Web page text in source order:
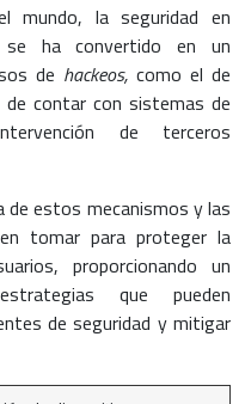
mundo, la seguridad en
se ha convertido en un
de hackeos, como el de
de contar con sistemas de
de terceros
de estos mecanismos y las
tomar para proteger la
proporcionando un
que pueden
de seguridad y mitigar